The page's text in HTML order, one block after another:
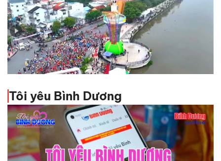
Báo chí Bình Dương trong dòng chảy báo chí cách
mạng Việt Nam
Tôi yêu Bình Dương